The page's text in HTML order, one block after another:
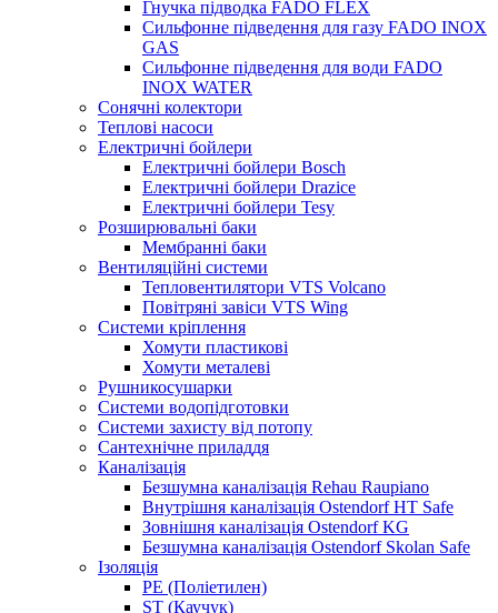
Гнучка підводка FADO FLEX
Сильфонне підведення для газу FADO INOX
GAS
Сильфонне підведення для води FADO
INOX WATER
Сонячні колектори
Теплові насоси
Електричні бойлери
Електричні бойлери Bosch
Електричні бойлери Drazice
Електричні бойлери Tesy
Розширювальні баки
Мембранні баки
Вентиляційні системи
Тепловентилятори VTS Volcano
Повітряні завіси VTS Wing
Системи кріплення
Хомути пластикові
Хомути металеві
Рушникосушарки
Системи водопідготовки
Системи захисту від потопу
Сантехнічне приладдя
Каналізація
Безшумна каналізація Rehau Raupiano
Внутрішня каналізація Ostendorf HT Safe
Зовнішня каналізація Ostendorf KG
Безшумна каналізація Ostendorf Skolan Safe
Ізоляція
PE (Поліетилен)
ST (Каучук)